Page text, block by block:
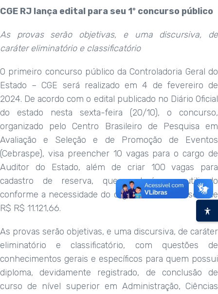
CGE RJ lança edital para seu 1º concurso público
As provas serão objetivas, e uma discursiva, de
caráter eliminatório e classificatório
O primeiro concurso público da Controladoria Geral do
Estado – CGE será realizado em 4 de fevereiro de
2024. De acordo com o edital publicado no Diário Oficial
do estado nesta sexta-feira (20/10), o concurso,
organizado pelo Centro Brasileiro de Pesquisa em
Avaliação e Seleção e de Promoção de Eventos
(Cebraspe), visa preencher 10 vagas para o cargo de
Auditor do Estado, além de criar 100 vagas para
cadastro de reserva, que poderá ser utilizado
conforme a necessidade do órgão. O salário-base é de
R$ R$ 11.121,66.
As provas serão objetivas, e uma discursiva, de caráter
eliminatório e classificatório, com questões de
conhecimentos gerais e específicos para quem possui
diploma, devidamente registrado, de conclusão de
curso de nível superior em Administração, Ciências